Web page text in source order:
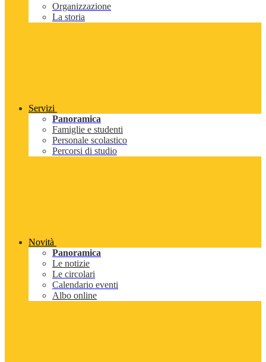
Organizzazione
La storia
Servizi
Panoramica
Famiglie e studenti
Personale scolastico
Percorsi di studio
Novità
Panoramica
Le notizie
Le circolari
Calendario eventi
Albo online